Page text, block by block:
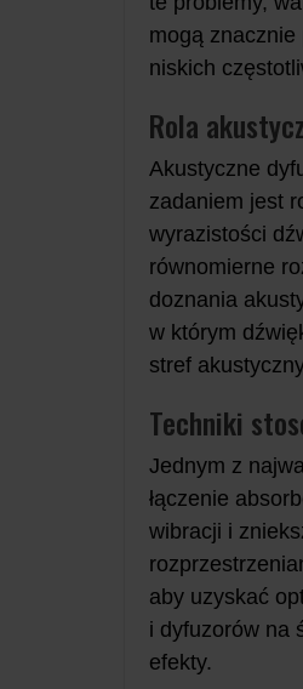
mogą
niskich
Rola
Akustyczne
zadaniem jest
wyrazistości
równomierne
doznania
w którym
stref
Techniki
Jednym z
łączenie
wibracji i
aby uzyskać
i dyfuzorów na
efekty.